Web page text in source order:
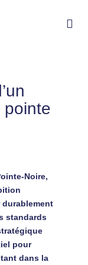
pointe
Noire,
durablement
standards
pour
dans la